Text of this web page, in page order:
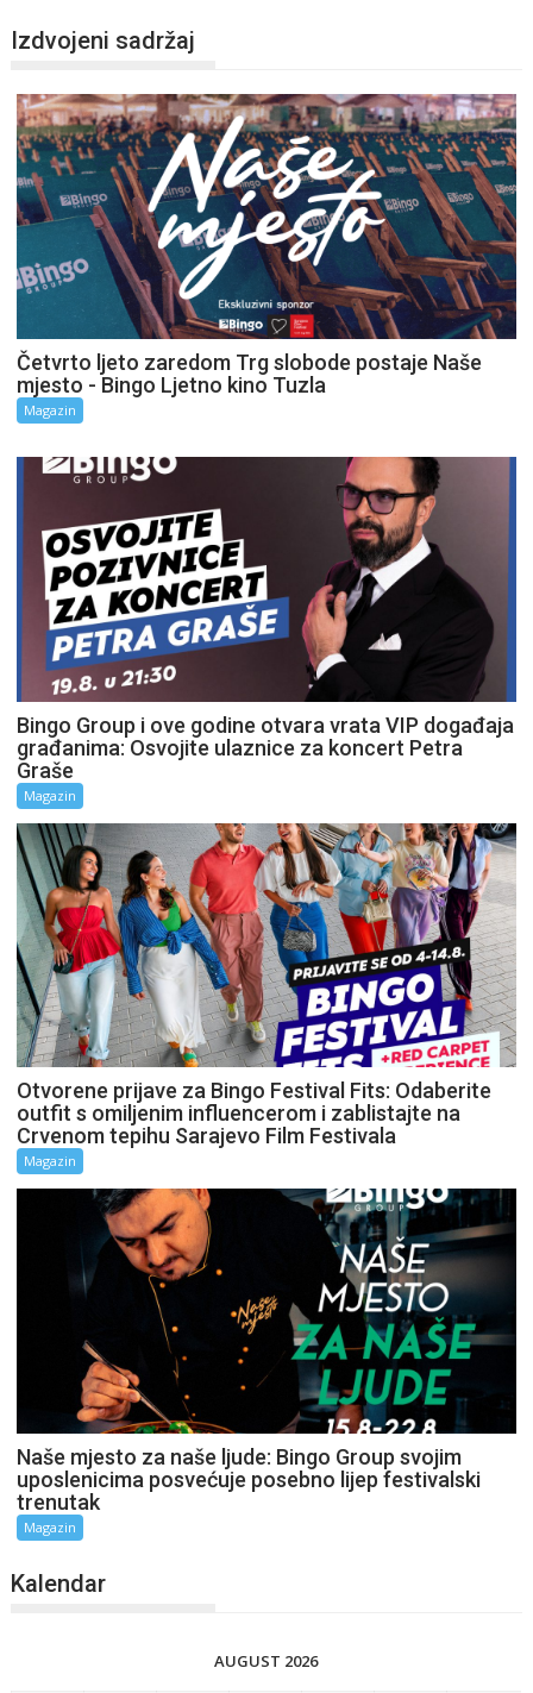
Izdvojeni sadržaj
Četvrto ljeto zaredom Trg slobode postaje Naše
mjesto - Bingo Ljetno kino Tuzla
Magazin
Bingo Group i ove godine otvara vrata VIP događaja
građanima: Osvojite ulaznice za koncert Petra
Graše
Magazin
Otvorene prijave za Bingo Festival Fits: Odaberite
outfit s omiljenim influencerom i zablistajte na
Crvenom tepihu Sarajevo Film Festivala
Magazin
Naše mjesto za naše ljude: Bingo Group svojim
uposlenicima posvećuje posebno lijep festivalski
trenutak
Magazin
Kalendar
AUGUST 2026